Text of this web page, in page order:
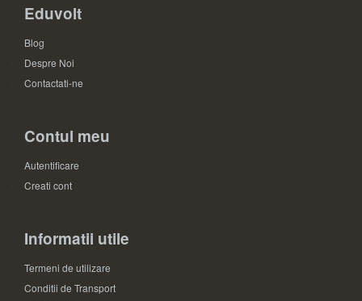
Eduvolt
Blog
Despre Noi
Contactati-ne
Contul meu
Autentificare
Creati cont
Informatii utile
Termeni de utilizare
Conditii de Transport